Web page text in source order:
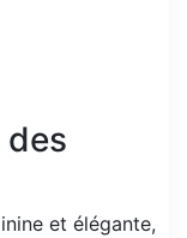
des
et élégante,